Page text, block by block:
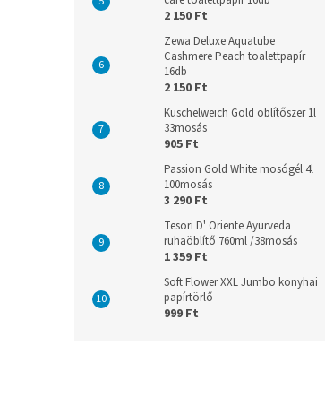
2 150 Ft
Zewa Deluxe Aquatube
Cashmere Peach toalettpapír
16db
2 150 Ft
Kuschelweich Gold öblítőszer 1l
33mosás
905 Ft
Passion Gold White mosógél 4l
100mosás
3 290 Ft
Tesori D' Oriente Ayurveda
ruhaöblítő 760ml /38mosás
1 359 Ft
Soft Flower XXL Jumbo konyhai
papírtörlő
999 Ft